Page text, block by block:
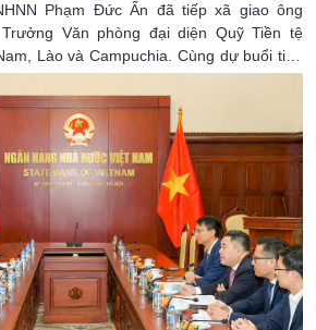
Phạm Đức Ấn đã tiếp xã giao ông
Trưởng Văn phòng đại diện Quỹ Tiền tệ
Lào và Campuchia. Cùng dự buổi tiếp
số đơn vị trong NHNN.